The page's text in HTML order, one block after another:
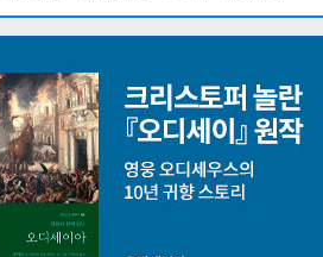
82 (180g 2LP)